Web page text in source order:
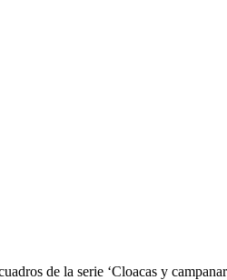
de la serie ‘Cloacas y